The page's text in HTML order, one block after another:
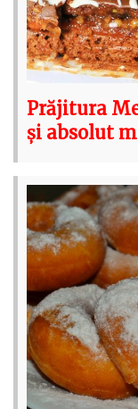
Prăjitura
și absolut